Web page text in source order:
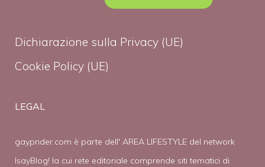
Dichiarazione sulla Privacy (UE)
Cookie Policy (UE)
LEGAL
gayprider.com è parte dell' AREA LIFESTYLE del network
IsayBlog! la cui rete editoriale comprende siti tematici di